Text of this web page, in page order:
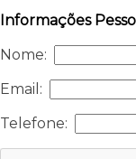
Informações
Nome:
Email:
Telefone: